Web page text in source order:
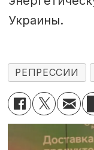
Украины.
РЕПРЕССИИ